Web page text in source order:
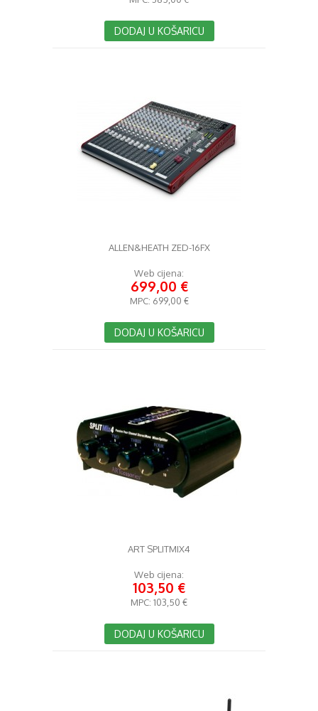
DODAJ U KOŠARICU
ALLEN&HEATH ZED-16FX
Web cijena:
699,00 €
MPC: 699,00 €
DODAJ U KOŠARICU
ART SPLITMIX4
Web cijena:
103,50 €
MPC: 103,50 €
DODAJ U KOŠARICU